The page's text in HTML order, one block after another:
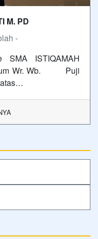
M. PD
-
SMA ISTIQAMAH
Wr. Wb. Puji
atas…